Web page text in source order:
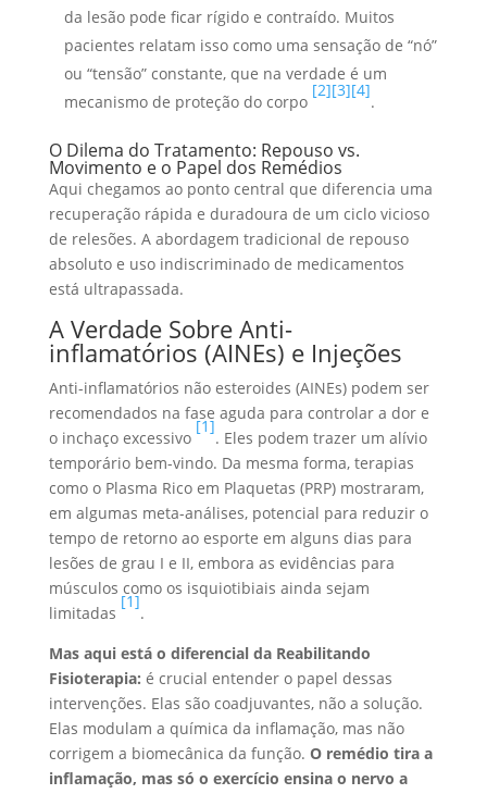
da lesão pode ficar rígido e contraído. Muitos
pacientes relatam isso como uma sensação de “nó”
ou “tensão” constante, que na verdade é um
mecanismo de proteção do corpo
[2][3][4]
.
O Dilema do Tratamento: Repouso vs.
Movimento e o Papel dos Remédios
Aqui chegamos ao ponto central que diferencia uma
recuperação rápida e duradoura de um ciclo vicioso
de relesões. A abordagem tradicional de repouso
absoluto e uso indiscriminado de medicamentos
está ultrapassada.
A Verdade Sobre Anti-
inflamatórios (AINEs) e Injeções
Anti-inflamatórios não esteroides (AINEs) podem ser
recomendados na fase aguda para controlar a dor e
o inchaço excessivo
[1]
. Eles podem trazer um alívio
temporário bem-vindo. Da mesma forma, terapias
como o Plasma Rico em Plaquetas (PRP) mostraram,
em algumas meta-análises, potencial para reduzir o
tempo de retorno ao esporte em alguns dias para
lesões de grau I e II, embora as evidências para
músculos como os isquiotibiais ainda sejam
limitadas
[1]
.
Mas aqui está o diferencial da Reabilitando
Fisioterapia: é crucial entender o papel dessas
intervenções. Elas são coadjuvantes, não a solução.
Elas modulam a química da inflamação, mas não
corrigem a biomecânica da função. O remédio tira a
inflamação, mas só o exercício ensina o nervo a